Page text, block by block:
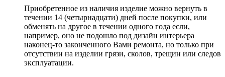
Приобретенное из наличия изделие можно вернуть в
течении 14 (четырнадцати) дней после покупки, или
обменять на другое в течении одного года если,
например, оно не подошло под дизайн интерьера
наконец-то законченного Вами ремонта, но только при
отсутствии на изделии грязи, сколов, трещин или следов
эксплуатации.